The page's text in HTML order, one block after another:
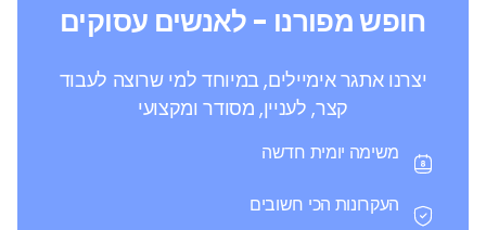
חופש מפורנו - לאנשים עסוקים
יצרנו אתגר אימיילים, במיוחד למי שרוצה לעבוד
קצר, לעניין, מסודר ומקצועי
משימה יומית חדשה
העקרונות הכי חשובים